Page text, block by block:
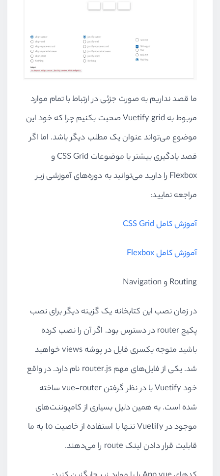
ما قصد نداریم به صورت جزئی در ارتباط با تمام موارد
مربوط به Vuetify grid صحبت بکنیم چرا که خود این
موضوع می‌تواند عنوان یک مطلب دیگر باشد. اما اگر
قصد یادگیری بیشتر با موضوعات CSS Grid و
Flexbox را دارید می‌توانید به دوره‌های آموزشی زیر
مراجعه نمایید:
آموزش کامل CSS Grid
آموزش کامل Flexbox
Routing و Navigation
در زمان نصب این کتابخانه یک گزینه دیگر برای نصب
پکیج router در دسترس بود. اگر آن را نصب کرده
باشید متوجه یکسری فایل در پوشه views خواهید
شد. یکی از فایل‌های مهم router.js نام دارد. در واقع
خود Vuetify با در نظر گرفتن vue-router ساخته
شده است. به همین دلیل بسیاری از کامپوننت‌های
موجود در Vuetify تنها با استفاده از خاصیت to به ما
قابلیت قرار دادن لینک route را می‌دهند.